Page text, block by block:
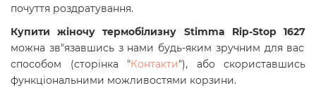
почуття роздратування.
Купити жіночу термобілизну Stimma Rip-Stop 1627
можна зв"язавшись з нами будь-яким зручним для вас
способом (сторінка "Контакти"), або скориставшись
функціональними можливостями корзини.